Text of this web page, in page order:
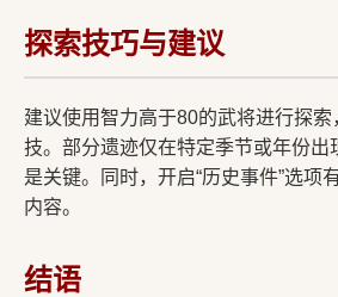
探索技巧与建议
建议使用智力高于80的武将进行探索
技。部分遗迹仅在特定季节或年份出
是关键。同时，开启“历史事件”选项
内容。
结语